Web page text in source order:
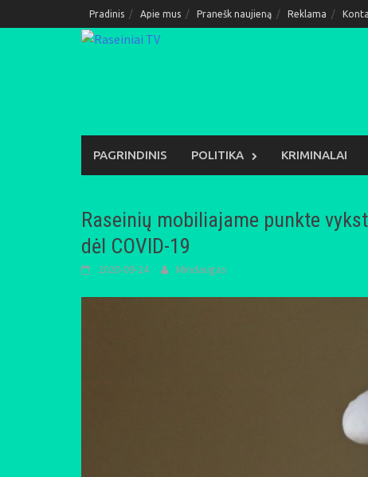
to
Pradinis Apie mus Pranešk naujieną Reklama
PAGRINDINIS POLITIKA KRIMINALAI
Raseinių mobiliajame punkte
dėl COVID-19
2020-09-24 Mindaugas